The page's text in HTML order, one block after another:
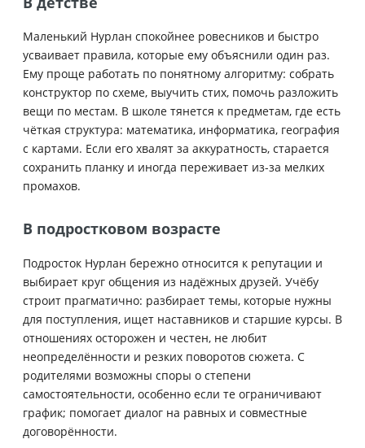
Маленький Нурлан спокойнее ровесников и быстро
усваивает правила, которые ему объяснили один раз.
Ему проще работать по понятному алгоритму: собрать
конструктор по схеме, выучить стих, помочь разложить
вещи по местам. В школе тянется к предметам, где есть
чёткая структура: математика, информатика, география
с картами. Если его хвалят за аккуратность, старается
сохранить планку и иногда переживает из-за мелких
промахов.
В подростковом возрасте
Подросток Нурлан бережно относится к репутации и
выбирает круг общения из надёжных друзей. Учёбу
строит прагматично: разбирает темы, которые нужны
для поступления, ищет наставников и старшие курсы. В
отношениях осторожен и честен, не любит
неопределённости и резких поворотов сюжета. С
родителями возможны споры о степени
самостоятельности, особенно если те ограничивают
график; помогает диалог на равных и совместные
договорённости.